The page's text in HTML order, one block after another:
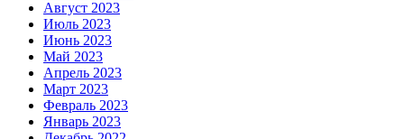
Август 2023
Июль 2023
Июнь 2023
Май 2023
Апрель 2023
Март 2023
Февраль 2023
Январь 2023